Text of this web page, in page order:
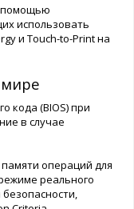
помощью
использовать
и Touch-to-Print на
кода (BIOS) при
в случае
операций для
реального